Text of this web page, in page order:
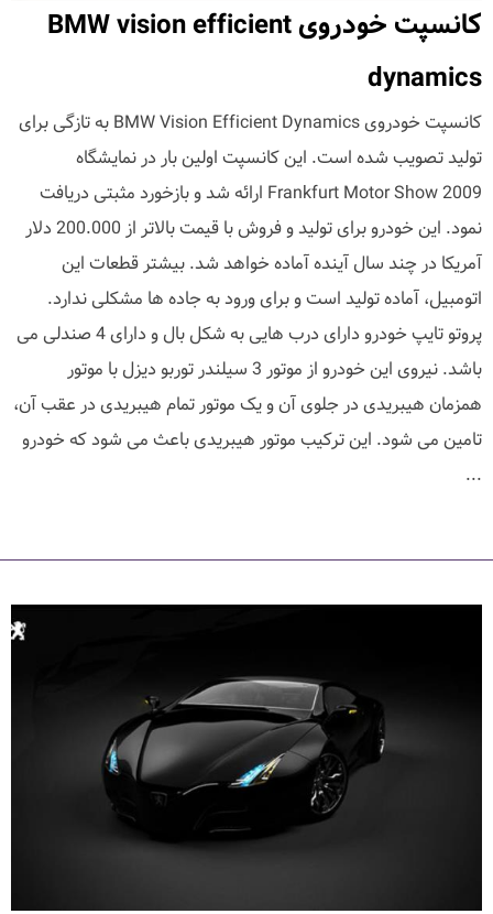
کانسپت خودروی BMW vision efficient
dynamics
کانسپت خودروی BMW Vision Efficient Dynamics به تازگی برای
تولید تصویب شده است. این کانسپت اولین بار در نمایشگاه
Frankfurt Motor Show 2009 ارائه شد و بازخورد مثبتی دریافت
نمود. این خودرو برای تولید و فروش با قیمت بالاتر از 200.000 دلار
آمریکا در چند سال آینده آماده خواهد شد. بیشتر قطعات این
اتومبیل، آماده تولید است و برای ورود به جاده ها مشکلی ندارد.
پروتو تایپ خودرو دارای درب هایی به شکل بال و دارای 4 صندلی می
باشد. نیروی این خودرو از موتور 3 سیلندر توربو دیزل با موتور
همزمان هیبریدی در جلوی آن و یک موتور تمام هیبریدی در عقب آن،
تامین می شود. این ترکیب موتور هیبریدی باعث می شود که خودرو
...